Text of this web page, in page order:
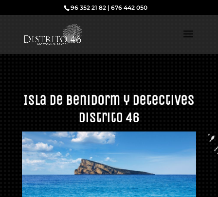
96 352 21 82 | 676 442 050
Isla de Benidorm y Detectives
Distrito 46